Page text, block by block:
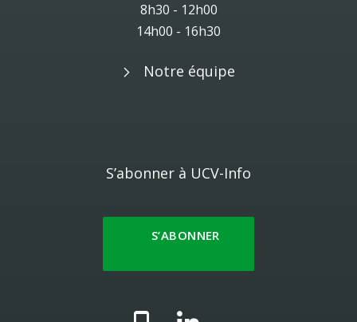
8h30 - 12h00
14h00 - 16h30
Notre équipe
S’abonner à UCV-Info
S’ABONNER